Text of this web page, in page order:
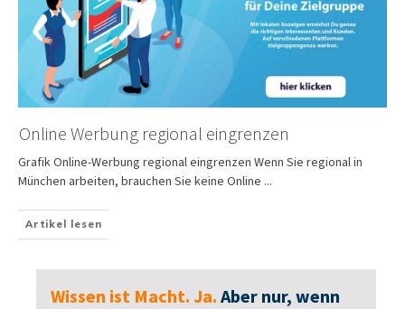
Online Werbung regional eingrenzen
Grafik Online-Werbung regional eingrenzen Wenn Sie regional in
München arbeiten, brauchen Sie keine Online ...
Artikel lesen
Wissen ist Macht. Ja. Aber nur, wenn